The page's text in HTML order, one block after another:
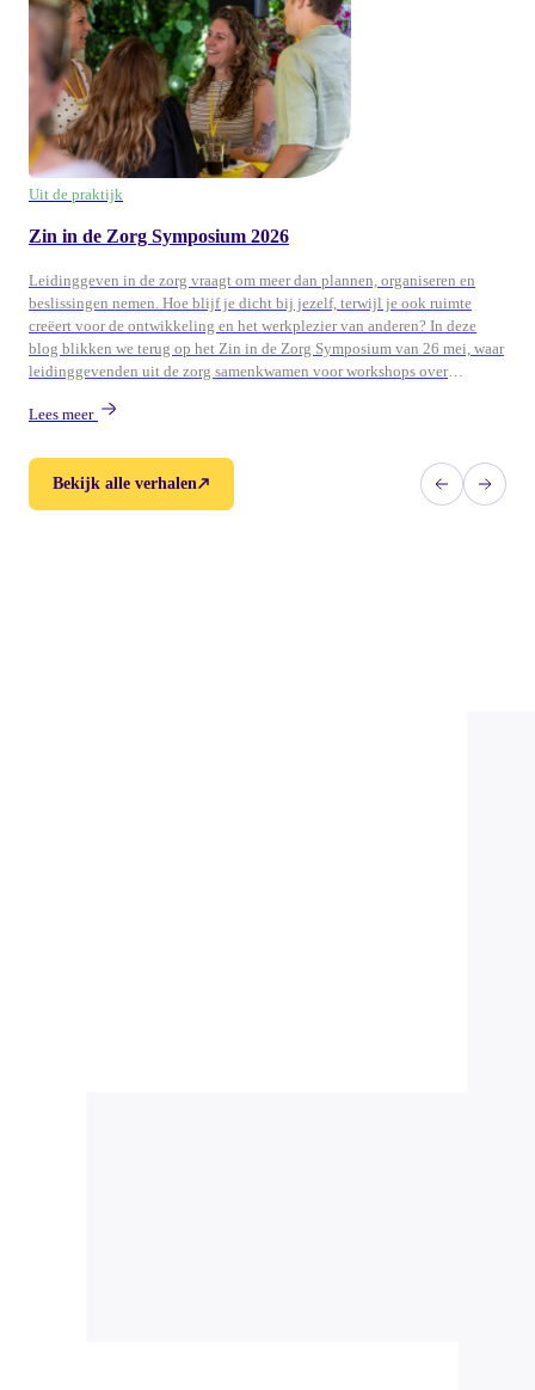
Uit de praktijk
Zin in de Zorg Symposium 2026
Leidinggeven in de zorg vraagt om meer dan plannen, organiseren en
beslissingen nemen. Hoe blijf je dicht bij jezelf, terwijl je ook ruimte
creëert voor de ontwikkeling en het werkplezier van anderen? In deze
blog blikken we terug op het Zin in de Zorg Symposium van 26 mei, waar
leidinggevenden uit de zorg samenkwamen voor workshops over
Lees meer
Bekijk alle verhalen